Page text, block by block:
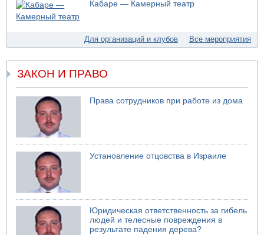
Моджтаба Хаменеи в плохом состоянии
Министр обороны ушел с заседания кабинета на
07.08.2026 11:05
Саудовская Аравия опасается нападения хуситов и
07.08.2026 08:29
В Бат-Яме утонул мужчина
07.08.2026 08:29
Стрельба в школе Таиланда
Недалеко от Бейт-Шемеша погиб велосипедист
07.08.2026 06:24
Саудовская Аравия сообщает о нападении хуситов
Кабаре — Камерный театр
Для организаций и клубов Все мероприятия
ЗАКОН И ПРАВО
Права сотрудников при работе из дома
Установление отцовства в Израиле
Юридическая ответственность за гибель
людей и телесные повреждения в
результате падения дерева?